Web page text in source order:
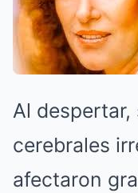
Al
cerebrales
afectaron